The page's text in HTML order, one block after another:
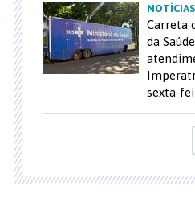
NOTÍCIAS
Carreta
da
sexta-